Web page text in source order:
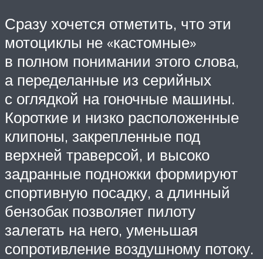
Сразу хочется отметить, что эти
мотоциклы не «кастомные»
в полном понимании этого слова,
а переделанные из серийных
с оглядкой на гоночные машины.
Короткие и низко расположенные
клипоны, закрепленные под
верхней траверсой, и высоко
задранные подножки формируют
спортивную посадку, а длинный
бензобак позволяет пилоту
залегать на него, уменьшая
сопротивление воздушному потоку.